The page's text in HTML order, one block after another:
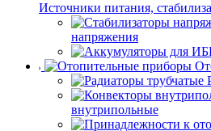
Источники питания,
напряжения
внутрипольные